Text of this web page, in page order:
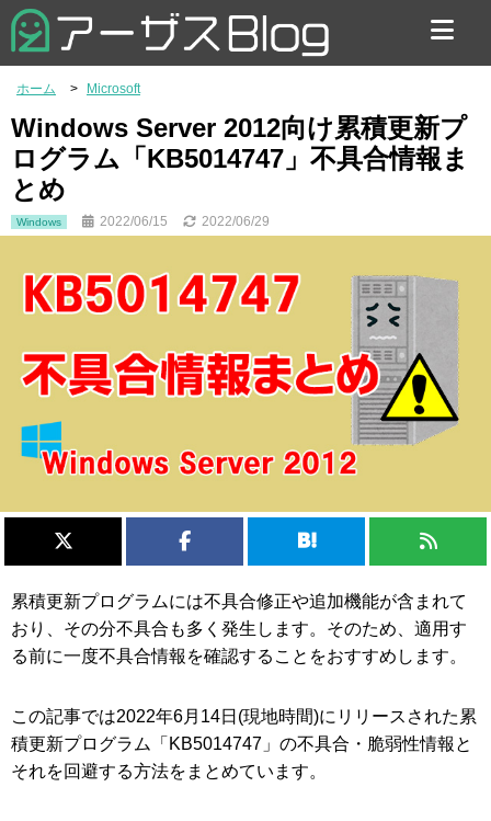
お問い合わせ
ホーム Microsoft
Windows Server 2012向け累積更新プ
ログラム「KB5014747」不具合情報ま
とめ
Windows 2022/06/15 2022/06/29
累積更新プログラムには不具合修正や追加機能が含まれて
おり、その分不具合も多く発生します。そのため、適用す
る前に一度不具合情報を確認することをおすすめします。
この記事では2022年6月14日(現地時間)にリリースされた累
積更新プログラム「KB5014747」の不具合・脆弱性情報と
それを回避する方法をまとめています。